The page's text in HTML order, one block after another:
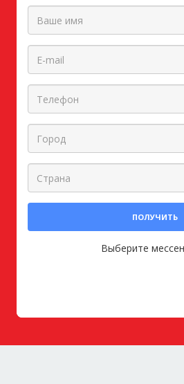
ПОЛУЧИТЬ
Выберите